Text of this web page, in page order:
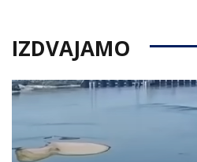
IZDVAJAMO